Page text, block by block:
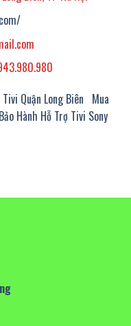
Quận Long Biên Mua
Hành Hỗ Trợ Tivi Sony